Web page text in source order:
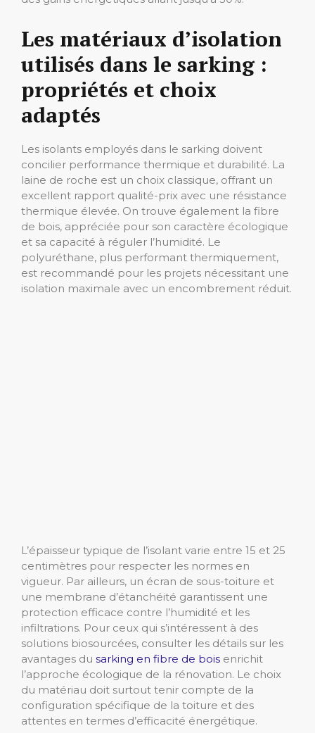
Les matériaux d’isolation
utilisés dans le sarking :
propriétés et choix
adaptés
Les isolants employés dans le sarking doivent
concilier performance thermique et durabilité. La
laine de roche est un choix classique, offrant un
excellent rapport qualité-prix avec une résistance
thermique élevée. On trouve également la fibre
de bois, appréciée pour son caractère écologique
et sa capacité à réguler l’humidité. Le
polyuréthane, plus performant thermiquement,
est recommandé pour les projets nécessitant une
isolation maximale avec un encombrement réduit.
L’épaisseur typique de l’isolant varie entre 15 et 25
centimètres pour respecter les normes en
vigueur. Par ailleurs, un écran de sous-toiture et
une membrane d’étanchéité garantissent une
protection efficace contre l’humidité et les
infiltrations. Pour ceux qui s’intéressent à des
solutions biosourcées, consulter les détails sur les
avantages du sarking en fibre de bois enrichit
l’approche écologique de la rénovation. Le choix
du matériau doit surtout tenir compte de la
configuration spécifique de la toiture et des
attentes en termes d’efficacité énergétique.